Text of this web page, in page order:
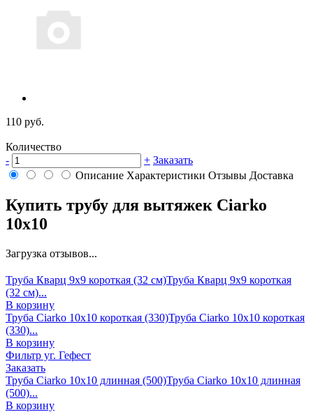
110 руб.
Количество
-
+ Заказать
Описание Характеристики Отзывы Доставка
Купить трубу для вытяжек Ciarko
10x10
Загрузка отзывов...
Труба Кварц 9х9 короткая (32 см)Труба Кварц 9х9 короткая
(32 см)...
В корзину
Труба Ciarko 10х10 короткая (330)Труба Ciarko 10х10 короткая
(330)...
В корзину
Фильтр уг. Гефест
Заказать
Труба Ciarko 10х10 длинная (500)Труба Ciarko 10х10 длинная
(500)...
В корзину